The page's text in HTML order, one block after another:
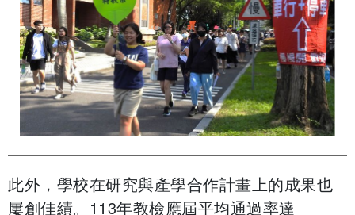
此外，學校在研究與產學合作計畫上的成果也
屢創佳績。113年教檢應屆平均通過率達